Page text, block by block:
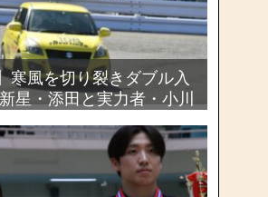
寒風を切り裂きダブル入
星・添田と実力者・小川